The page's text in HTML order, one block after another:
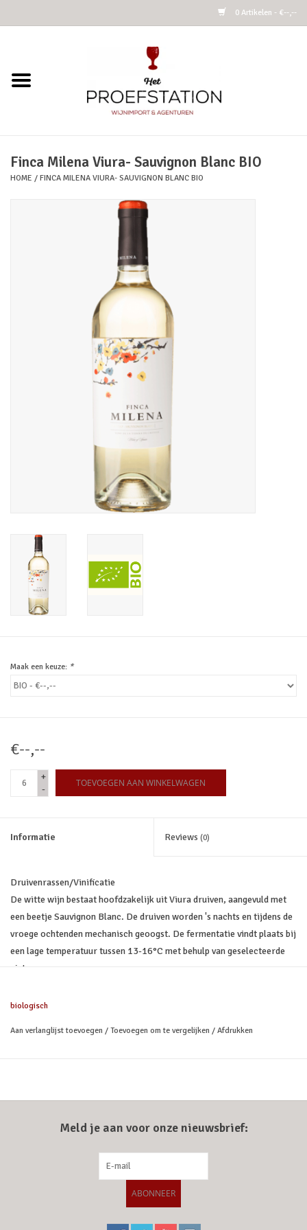
0 Artikelen - €--,--
Cider
Finca Milena Viura- Sauvignon Blanc BIO
HOME / FINCA MILENA VIURA- SAUVIGNON BLANC BIO
Maak een keuze: *
€--,--
+
-
TOEVOEGEN AAN WINKELWAGEN
Informatie Reviews (0)
Druivenrassen/Vinificatie
De witte wijn bestaat hoofdzakelijk uit Viura druiven, aangevuld met
een beetje Sauvignon Blanc. De druiven worden 's nachts en tijdens de
vroege ochtenden mechanisch geoogst. De fermentatie vindt plaats bij
een lage temperatuur tussen 13-16°C met behulp van geselecteerde
gisten.
Helder lichtgeel met een gouden rand. Duidelijk aanwezige en intense
aroma's die doen denken aan gele grapefruit, perziken en kruisbessen.
Wijn/Spijs
biologisch
Aan verlanglijst toevoegen / Toevoegen om te vergelijken / Afdrukken
Meld je aan voor onze nieuwsbrief:
ABONNEER